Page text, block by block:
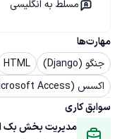
مهارت‌ها
جنگو (Django)
HTML
اکسس (Microsoft Access)
سوابق کاری
مدیریت بخش بک
مسلط به انگلیسی